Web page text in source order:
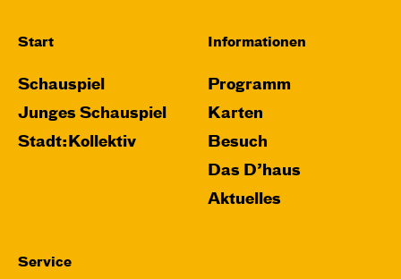
Start
Schauspiel
Junges Schauspiel
Stadt:Kollektiv
Informationen
Programm
Karten
Besuch
Das D’haus
Aktuelles
Service